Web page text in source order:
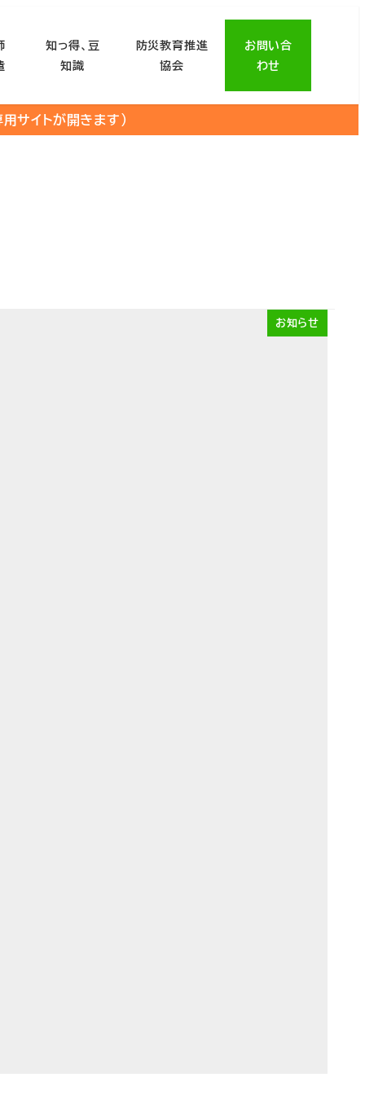
知っ得、豆
知識
防災教育推進
協会
お問い合
わせ
サイトが開きます）
お知らせ